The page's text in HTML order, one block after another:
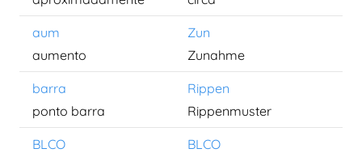
aum
Zun
aumento
Zunahme
barra
Rippen
ponto barra
Rippenmuster
BLCO
BLCO